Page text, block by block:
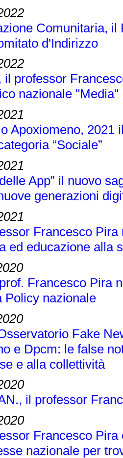
Comunitaria,
d'Indirizzo
il professor
nazionale "Media"
Apoxiomeno, 2021
“Sociale”
App” il nuovo
generazioni
Francesco
ed educazione alla
Francesco Pira
Policy nazionale
Fake
e Dpcm: le false
e alla collettività
il professor
Francesco
nazionale per